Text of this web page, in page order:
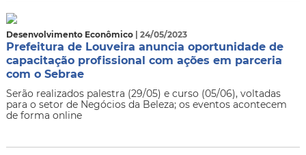
Desenvolvimento Econômico | 24/05/2023
Prefeitura de Louveira anuncia oportunidade de
capacitação profissional com ações em parceria
com o Sebrae
Serão realizados palestra (29/05) e curso (05/06), voltadas
para o setor de Negócios da Beleza; os eventos acontecem
de forma online